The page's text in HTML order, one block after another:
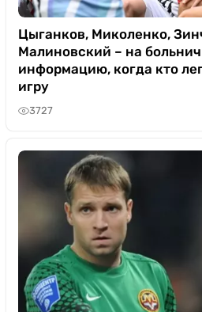
Цыганков, Миколенко,
Малиновский – на
информацию, когда кто
игру
3727